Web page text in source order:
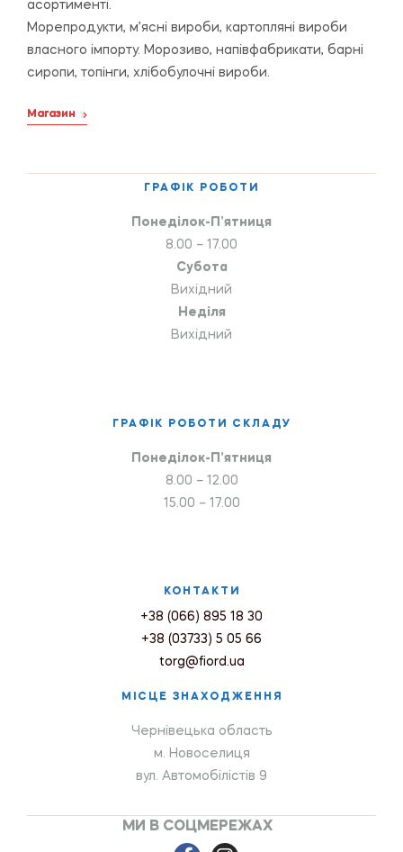
асортименті.
Морепродукти, м’ясні вироби, картопляні вироби
власного імпорту. Морозиво, напівфабрикати, барні
сиропи, топінги, хлібобулочні вироби.
Магазин
ГРАФІК РОБОТИ
Понеділок-П’ятниця
8.00 – 17.00
Субота
Вихідний
Неділя
Вихідний
ГРАФІК РОБОТИ СКЛАДУ
Понеділок-П’ятниця
8.00 – 12.00
15.00 – 17.00
КОНТАКТИ
+38 (066) 895 18 30
+38 (03733) 5 05 66
torg@fiord.ua
МІСЦЕ ЗНАХОДЖЕННЯ
Чернівецька область
м. Новоселиця
вул. Автомобілістів 9
МИ В СОЦМЕРЕЖАХ